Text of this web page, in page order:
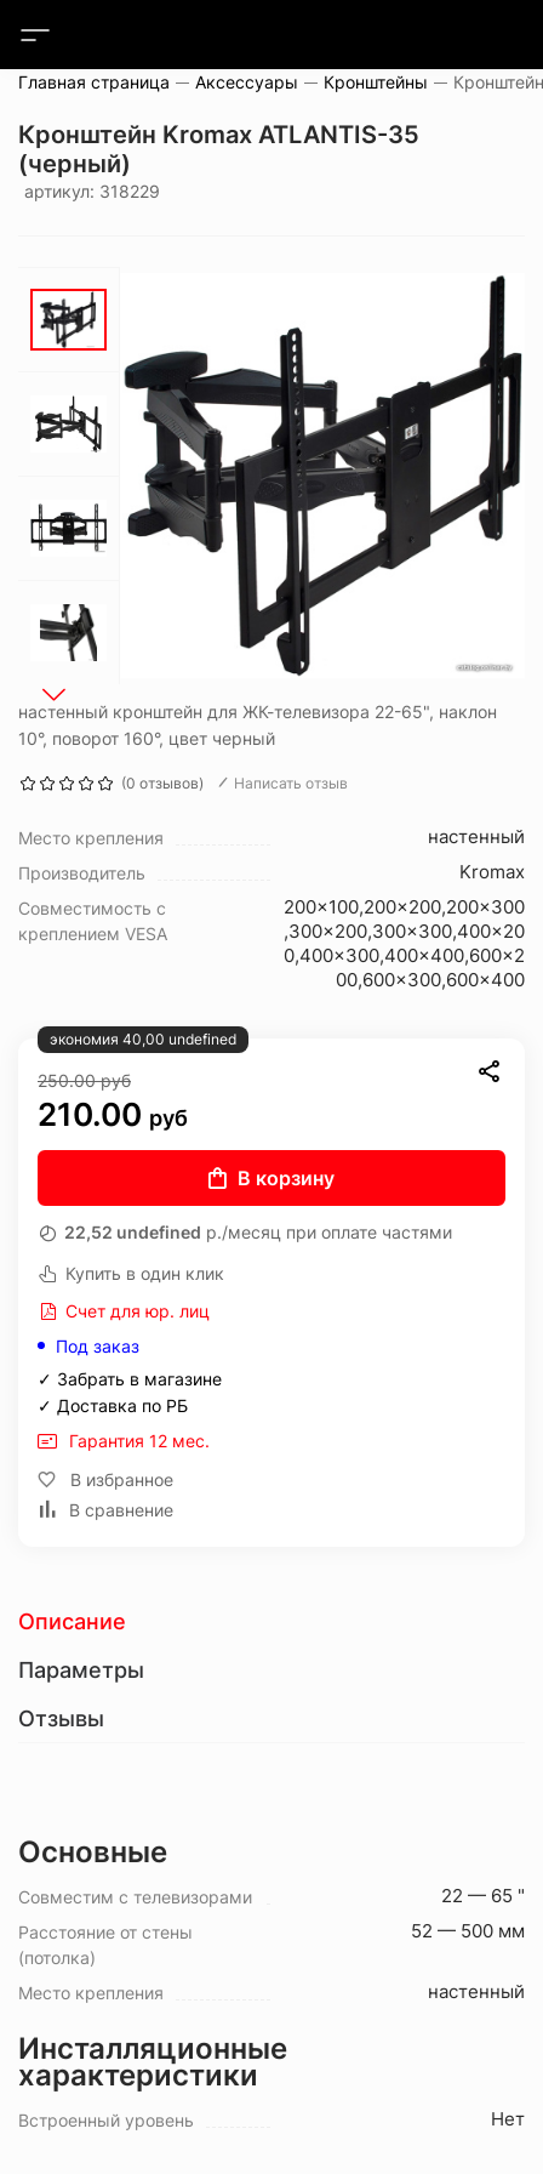
Главная страница Аксессуары Кронштейны
Кронштейн Kromax ATLANTIS-35
(черный)
артикул: 318229
настенный кронштейн для ЖК-телевизора 22-65", наклон
10°, поворот 160°, цвет черный
(0 отзывов) Написать отзыв
Место крепления настенный
Производитель Kromax
Совместимость с
креплением VESA
200x100,200x200,200x300
,300x200,300x300,400x20
0,400x300,400x400,600x2
00,600x300,600x400
экономия 40,00 undefined
250.00руб
210.00 руб
В корзину
22,52 undefined р./месяц при оплате частями
Купить в один клик
Счет для юр. лиц
Под заказ
✓ Забрать в магазине
✓ Доставка по РБ
Гарантия 12 мес.
В избранное
В сравнение
Описание
Параметры
Отзывы
Основные
Совместим с телевизорами 22 — 65 "
Расстояние от стены
(потолка)
52 — 500 мм
Место крепления настенный
Инсталляционные
характеристики
Встроенный уровень Нет